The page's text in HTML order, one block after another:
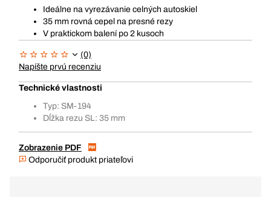
Ideálne na vyrezávanie celných autoskiel
35 mm rovná cepel na presné rezy
V praktickom balení po 2 kusoch
(0)
Napíšte prvú recenziu
Technické vlastnosti
Typ: SM-194
Dĺžka rezu SL: 35 mm
Zobrazenie PDF
Odporučiť produkt priateľovi